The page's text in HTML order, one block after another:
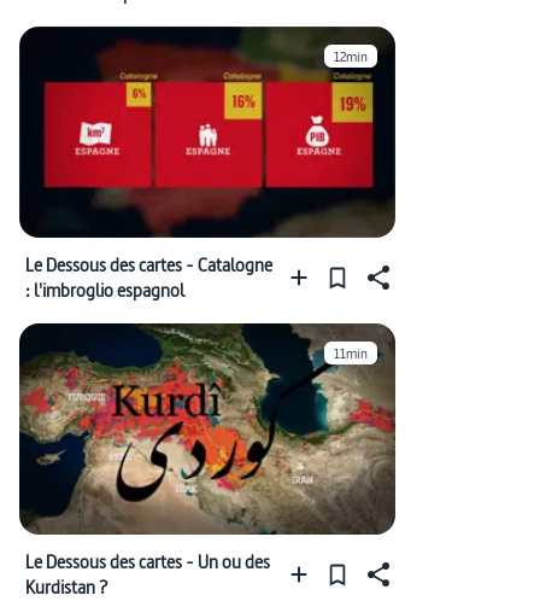
12min
Le Dessous des cartes - Catalogne
: l'imbroglio espagnol
11min
Le Dessous des cartes - Un ou des
Kurdistan ?